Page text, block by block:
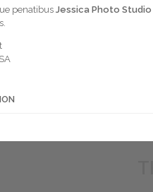
penatibusJessica Photo Studio